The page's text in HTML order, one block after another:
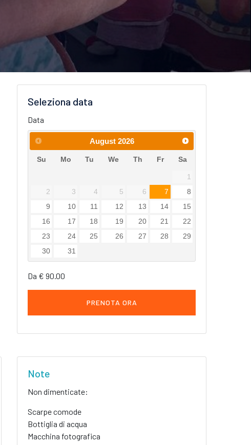
Seleziona data
Data
August 2026
Su Mo Tu We Th Fr Sa
1
2
3 4 5 6 7
8
9
10 11 12 13 14
15
16
17 18 19 20 21
22
23
24 25 26 27 28
29
30
31
Da € 90.00
PRENOTA ORA
Note
Non dimenticate:
Scarpe comode
Bottiglia di acqua
Macchina fotografica